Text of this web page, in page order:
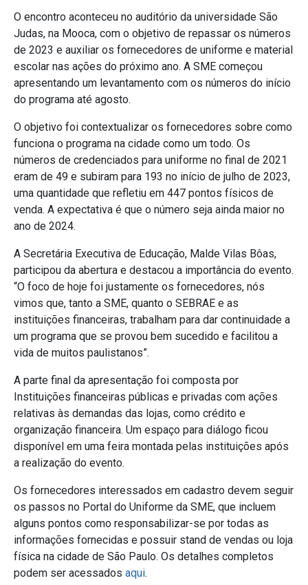
O encontro aconteceu no auditório da universidade São
Judas, na Mooca, com o objetivo de repassar os números
de 2023 e auxiliar os fornecedores de uniforme e material
escolar nas ações do próximo ano. A SME começou
apresentando um levantamento com os números do início
do programa até agosto.
O objetivo foi contextualizar os fornecedores sobre como
funciona o programa na cidade como um todo. Os
números de credenciados para uniforme no final de 2021
eram de 49 e subiram para 193 no início de julho de 2023,
uma quantidade que refletiu em 447 pontos físicos de
venda. A expectativa é que o número seja ainda maior no
ano de 2024.
A Secretária Executiva de Educação, Malde Vilas Bôas,
participou da abertura e destacou a importância do evento.
“O foco de hoje foi justamente os fornecedores, nós
vimos que, tanto a SME, quanto o SEBRAE e as
instituições financeiras, trabalham para dar continuidade a
um programa que se provou bem sucedido e facilitou a
vida de muitos paulistanos”.
A parte final da apresentação foi composta por
Instituições financeiras públicas e privadas com ações
relativas às demandas das lojas, como crédito e
organização financeira. Um espaço para diálogo ficou
disponível em uma feira montada pelas instituições após
a realização do evento.
Os fornecedores interessados em cadastro devem seguir
os passos no Portal do Uniforme da SME, que incluem
alguns pontos como responsabilizar-se por todas as
informações fornecidas e possuir stand de vendas ou loja
física na cidade de São Paulo. Os detalhes completos
podem ser acessados aqui.